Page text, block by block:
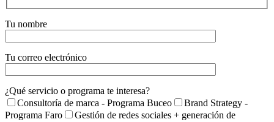
Tu nombre
Tu correo electrónico
¿Qué servicio o programa te interesa?
Consultoría de marca - Programa Buceo
Brand Strategy -
Programa Faro
Gestión de redes sociales + generación de